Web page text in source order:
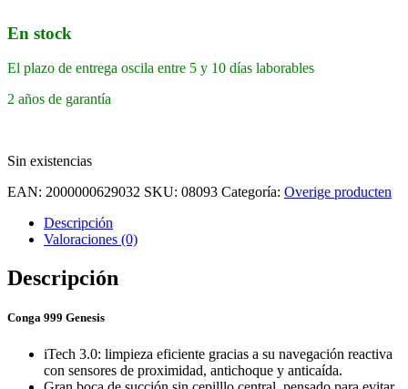
En stock
El plazo de entrega oscila entre 5 y 10 días laborables
2 años de garantía
Sin existencias
EAN: 2000000629032 SKU: 08093 Categoría: Overige producten
Descripción
Valoraciones (0)
Descripción
Conga 999 Genesis
iTech 3.0: limpieza eficiente gracias a su navegación reactiva
con sensores de proximidad, antichoque y anticaída.